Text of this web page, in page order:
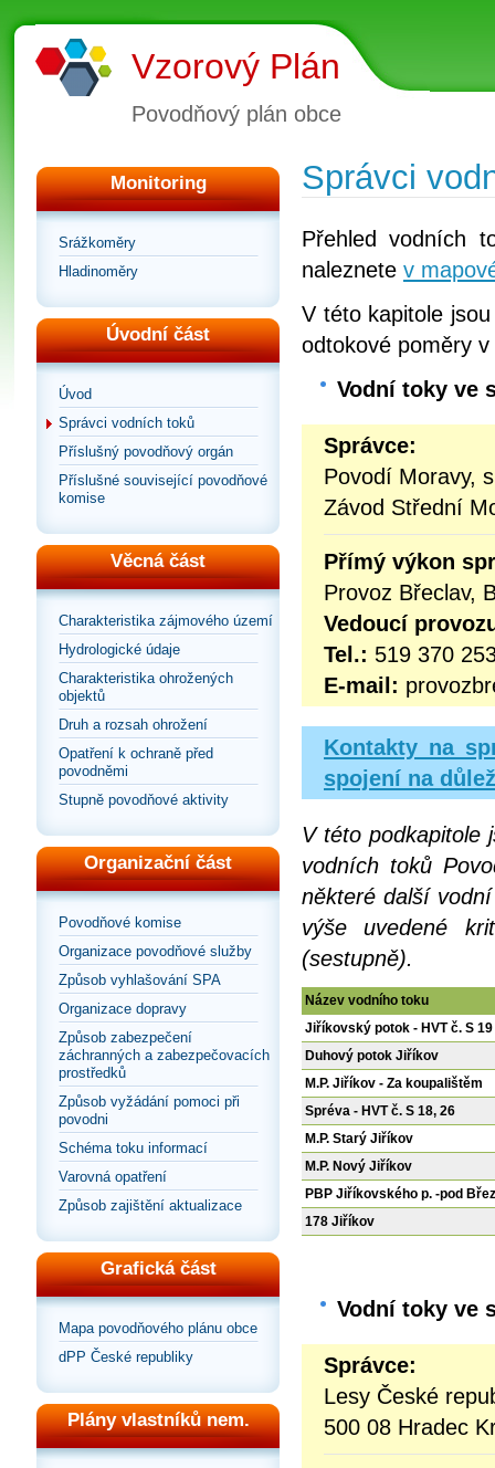
Vzorový Plán
Povodňový plán obce
Monitoring
Srážkoměry
Hladinoměry
Úvodní část
Úvod
Správci vodních toků
Příslušný povodňový orgán
Příslušné související povodňové
komise
Věcná část
Charakteristika zájmového území
Hydrologické údaje
Charakteristika ohrožených
objektů
Druh a rozsah ohrožení
Opatření k ochraně před
povodněmi
Stupně povodňové aktivity
Organizační část
Povodňové komise
Organizace povodňové služby
Způsob vyhlašování SPA
Organizace dopravy
Způsob zabezpečení
záchranných a zabezpečovacích
prostředků
Způsob vyžádání pomoci při
povodni
Schéma toku informací
Varovná opatření
Způsob zajištění aktualizace
Grafická část
Mapa povodňového plánu obce
dPP České republiky
Plány vlastníků nem.
Správci
Přehled vodních
naleznete v
V této kapitole
odtokové poměry
Vodní toky ve
Správce:
Povodí Moravy,
Závod Střední
Přímý výkon
Provoz Břeclav,
Vedoucí
Tel.: 519 370
E-mail:
Kontakty na
spojení na
V této podkapitole
vodních toků
některé další
výše uvedené
(sestupně).
Název vodního toku
Jiříkovský potok - HVT č. S 19
Duhový potok Jiříkov
M.P. Jiříkov - Za koupalištěm
Spréva - HVT č. S 18, 26
M.P. Starý Jiříkov
M.P. Nový Jiříkov
PBP Jiříkovského p. -pod
178 Jiříkov
Vodní toky ve
Správce:
Lesy České
500 08 Hradec